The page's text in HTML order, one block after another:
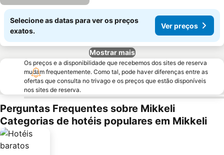
Selecione as datas para ver os preços
exatos.
Ver preços
Mostrar mais
Os preços e a disponibilidade que recebemos dos sites de reserva
mudam frequentemente. Como tal, pode haver diferenças entre as
ofertas que consulta no trivago e os preços que estão disponíveis
nos sites de reserva.
Perguntas Frequentes sobre Mikkeli
Categorias de hotéis populares em Mikkeli